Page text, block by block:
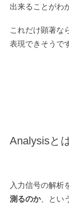
出来ることがわ
これだけ顕著な
表現できそうで
Analysisと
入力信号の解析
測るのか、とい